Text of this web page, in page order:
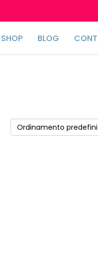
SHOP BLOG